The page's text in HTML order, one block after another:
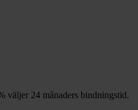
väljer 24 månaders bindningstid.